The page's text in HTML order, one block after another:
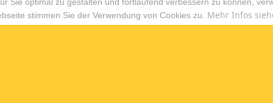
stimmen Sie der Verwendung von Cookies zu. Mehr Infos